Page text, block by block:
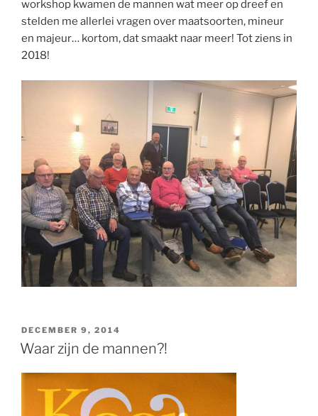
workshop kwamen de mannen wat meer op dreef en
stelden me allerlei vragen over maatsoorten, mineur
en majeur… kortom, dat smaakt naar meer! Tot ziens in
2018!
GEPLAATST
OP
DECEMBER 9, 2014
Waar zijn de mannen?!